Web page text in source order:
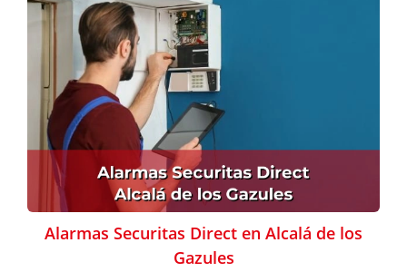
Alarmas Securitas Direct en Alcalá de los
Gazules